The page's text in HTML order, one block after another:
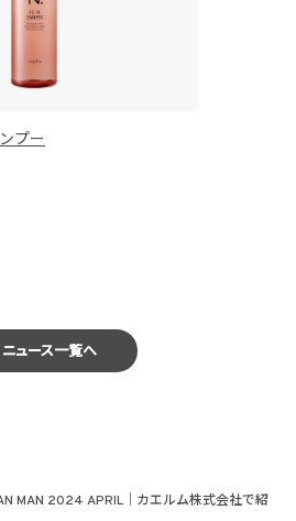
プー
ニュース一覧へ
MAN 2024 APRIL｜カエルム株式会社で紹